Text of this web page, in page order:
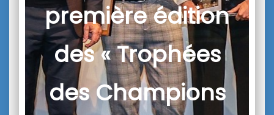
première édition
des « Trophées
des Champions